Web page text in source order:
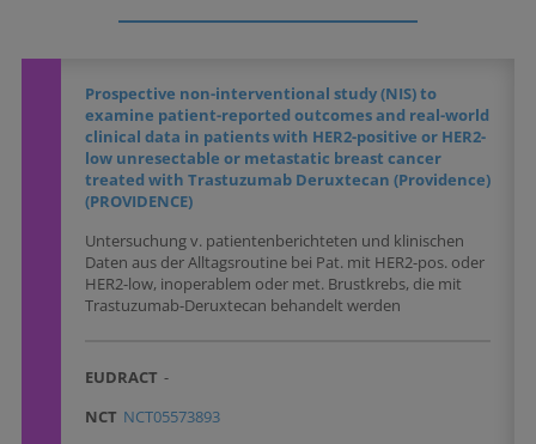
Prospective non-interventional study (NIS) to
examine patient-reported outcomes and real-world
clinical data in patients with HER2-positive or HER2-
low unresectable or metastatic breast cancer
treated with Trastuzumab Deruxtecan (Providence)
(PROVIDENCE)
Untersuchung v. patientenberichteten und klinischen
Daten aus der Alltagsroutine bei Pat. mit HER2-pos. oder
HER2-low, inoperablem oder met. Brustkrebs, die mit
Trastuzumab-Deruxtecan behandelt werden
EUDRACT -
NCT NCT05573893